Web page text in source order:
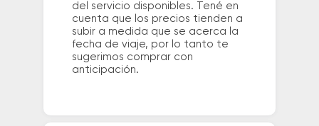
del servicio disponibles. Tené en
cuenta que los precios tienden a
subir a medida que se acerca la
fecha de viaje, por lo tanto te
sugerimos comprar con
anticipación.